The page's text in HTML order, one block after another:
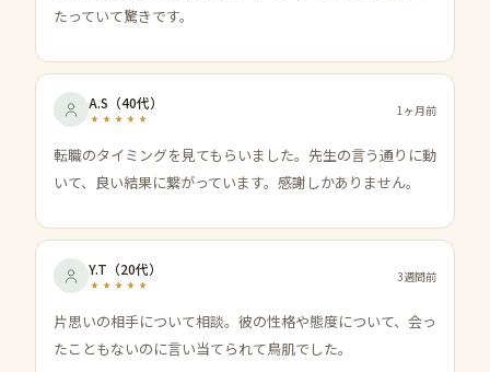
たっていて驚きです。
A.S （40代） 1ヶ月前
転職のタイミングを見てもらいました。先生の言う通りに動
いて、良い結果に繋がっています。感謝しかありません。
Y.T （20代） 3週間前
片思いの相手について相談。彼の性格や態度について、会っ
たこともないのに言い当てられて鳥肌でした。